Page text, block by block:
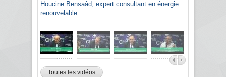
Houcine Bensaâd, expert consultant en énergie
renouvelable
Toutes les vidéos